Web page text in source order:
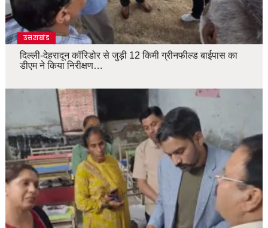
उत्तराखंड
दिल्ली-देहरादून कॉरिडोर से जुड़ी 12 किमी ग्रीनफील्ड बाईपास का
डीएम ने किया निरीक्षण…